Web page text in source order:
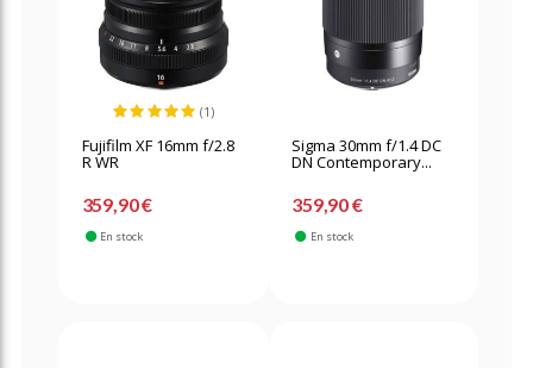
(1)
Fujifilm XF 16mm f/2.8
R WR
359,90 €
En stock
Sigma 30mm f/1.4 DC
DN Contemporary...
359,90 €
En stock